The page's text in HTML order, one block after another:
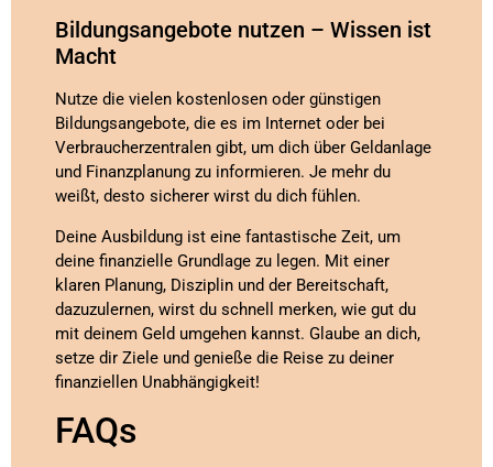
Bildungsangebote nutzen – Wissen ist
Macht
Nutze die vielen kostenlosen oder günstigen
Bildungsangebote, die es im Internet oder bei
Verbraucherzentralen gibt, um dich über Geldanlage
und Finanzplanung zu informieren. Je mehr du
weißt, desto sicherer wirst du dich fühlen.
Deine Ausbildung ist eine fantastische Zeit, um
deine finanzielle Grundlage zu legen. Mit einer
klaren Planung, Disziplin und der Bereitschaft,
dazuzulernen, wirst du schnell merken, wie gut du
mit deinem Geld umgehen kannst. Glaube an dich,
setze dir Ziele und genieße die Reise zu deiner
finanziellen Unabhängigkeit!
FAQs